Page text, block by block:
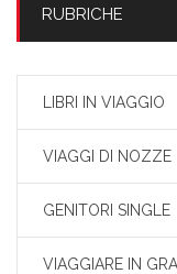
RUBRICHE
LIBRI IN VIAGGIO
VIAGGI DI NOZZE
GENITORI SINGLE
VIAGGIARE IN